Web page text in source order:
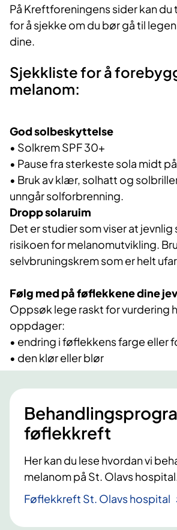
På Kreftforeningens sider kan du
for å sjekke om du bør gå til
dine.
Sjekkliste for å
melanom:
God solbeskyttelse
• Solkrem SPF 30+
• Pause fra sterkeste sola midt
• Bruk av klær, solhatt og
unngår solforbrenning.
Dropp solaruim
Det er studier som viser at
risikoen for melanomutvikling.
selvbruningskrem som er helt
Følg med på føflekkene dine
Oppsøk lege raskt for vurdering
oppdager:
• endring i føflekkens farge eller
• den klør eller blør
føflekkreft
Her kan du lese hvordan vi
melanom på St. Olavs
Føflekkreft St. Olavs hospital